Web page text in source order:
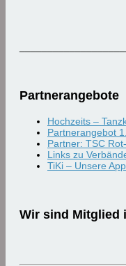
Partnerangebote
Hochzeits –
Partnerangebot
Partner: TSC
Links zu
TiKi – Unsere App
Wir sind Mitglied